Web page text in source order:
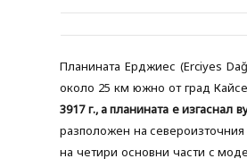
Планината Ерджиес (Erciyes
около 25 км южно от град
3917 г., а планината е
разположен на
на четири основни части с